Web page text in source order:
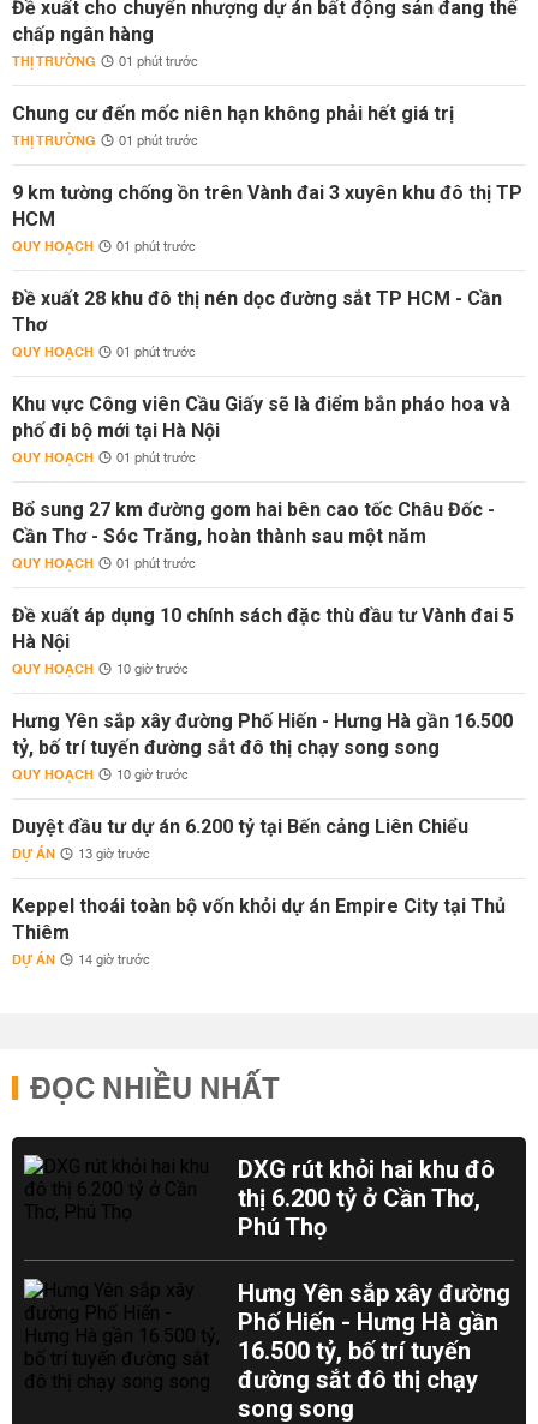
Đề xuất cho chuyển nhượng dự án bất động sản đang thế
chấp ngân hàng
THỊ TRƯỜNG 01 phút trước
Chung cư đến mốc niên hạn không phải hết giá trị
THỊ TRƯỜNG 01 phút trước
9 km tường chống ồn trên Vành đai 3 xuyên khu đô thị TP
HCM
QUY HOẠCH 01 phút trước
Đề xuất 28 khu đô thị nén dọc đường sắt TP HCM - Cần
Thơ
QUY HOẠCH 01 phút trước
Khu vực Công viên Cầu Giấy sẽ là điểm bắn pháo hoa và
phố đi bộ mới tại Hà Nội
QUY HOẠCH 01 phút trước
Bổ sung 27 km đường gom hai bên cao tốc Châu Đốc -
Cần Thơ - Sóc Trăng, hoàn thành sau một năm
QUY HOẠCH 01 phút trước
Đề xuất áp dụng 10 chính sách đặc thù đầu tư Vành đai 5
Hà Nội
QUY HOẠCH 10 giờ trước
Hưng Yên sắp xây đường Phố Hiến - Hưng Hà gần 16.500
tỷ, bố trí tuyến đường sắt đô thị chạy song song
QUY HOẠCH 10 giờ trước
Duyệt đầu tư dự án 6.200 tỷ tại Bến cảng Liên Chiểu
DỰ ÁN 13 giờ trước
Keppel thoái toàn bộ vốn khỏi dự án Empire City tại Thủ
Thiêm
DỰ ÁN 14 giờ trước
ĐỌC NHIỀU NHẤT
DXG rút khỏi hai khu đô
thị 6.200 tỷ ở Cần Thơ,
Phú Thọ
Hưng Yên sắp xây đường
Phố Hiến - Hưng Hà gần
16.500 tỷ, bố trí tuyến
đường sắt đô thị chạy
song song